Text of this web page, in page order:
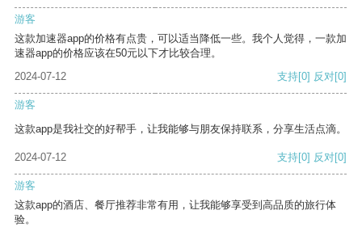
游客
这款加速器app的价格有点贵，可以适当降低一些。我个人觉得，一款加
速器app的价格应该在50元以下才比较合理。
2024-07-12
支持[0] 反对[0]
游客
这款app是我社交的好帮手，让我能够与朋友保持联系，分享生活点滴。
2024-07-12 支持[0] 反对[0]
游客
这款app的酒店、餐厅推荐非常有用，让我能够享受到高品质的旅行体
验。